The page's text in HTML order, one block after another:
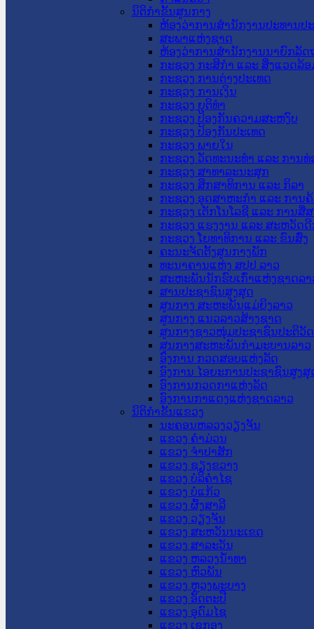
ນິຕິກໍາຂັ້ນສູນກາງ
ຫ້ອງວ່າການສໍານັກງານປະທານປ
ສະພາແຫ່ງຊາດ
ຫ້ອງວ່າການສຳນັກງານນາຍົກລັດ
ກະຊວງ ກະສິກຳ ແລະ ສິ່ງແວດລ້ອ
ກະຊວງ ການຕ່າງປະເທດ
ກະຊວງ ການເງິນ
ກະຊວງ ຍຸຕິທໍາ
ກະຊວງ ປ້ອງກັນຄວາມສະຫງົບ
ກະຊວງ ປ້ອງກັນປະເທດ
ກະຊວງ ພາຍໃນ
ກະຊວງ ວັດທະນະທຳ ແລະ ການທ່
ກະຊວງ ສາທາລະນະສຸກ
ກະຊວງ ສຶກສາທິການ ແລະ ກິລາ
ກະຊວງ ອຸດສາຫະກຳ ແລະ ການ
ກະຊວງ ເຕັກໂນໂລຊີ ແລະ ການສື່
ກະຊວງ ແຮງງານ ແລະ ສະຫວັດ
ກະຊວງ ໂຍທາທິການ ແລະ ຂົນສົ່ງ
ຄະນະຈັດຕັ້ງສູນກາງພັກ
ທະນາຄານແຫ່ງ ສປປ ລາວ
ສະຫະພັນນັກຮົບເກົ່າແຫ່ງຊາດລາ
ສານປະຊາຊົນສູງສຸດ
ສູນກາງ ສະຫະພັນແມ່ຍິງລາວ
ສູນກາງ ແນວລາວສ້າງຊາດ
ສູນກາງຊາວໜຸ່ມປະຊາຊົນປະຕິວັ
ສູນກາງສະຫະພັນກຳມະບານລາວ
ອົງການ ກວດສອບແຫ່ງລັດ
ອົງການ ໄອຍະການປະຊາຊົນສູງສຸ
ອົງການກວດກາແຫ່ງລັດ
ອົງການກາແດງແຫ່ງຊາດລາວ
ນິຕິກໍາຂັ້ນແຂວງ
ນະ​ຄອນ​ຫລວງວຽງຈັນ
ແຂວງ ຄໍາມ່ວນ
ແຂວງ ຈໍາປາສັກ
ແຂວງ ຊຽງຂວາງ
ແຂວງ ບໍລິຄໍາໄຊ
ແຂວງ ບໍ່ແກ້ວ
ແຂວງ ຜົ້ງສາລີ
ແຂວງ ວຽງຈັນ
ແຂວງ ສະຫວັນນະເຂດ
ແຂວງ ສາລະວັນ
ແຂວງ ຫລວງນໍ້າທາ
ແຂວງ ຫົວພັນ
ແຂວງ ຫຼວງພະບາງ
ແຂວງ ອັດຕະປື
ແຂວງ ອຸດົມໄຊ
ແຂວງ ເຊກອງ